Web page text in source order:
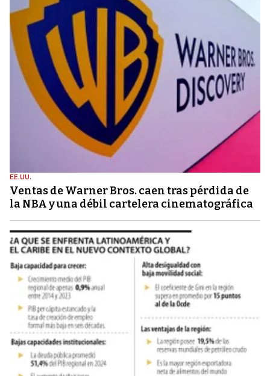
EE.UU.
Ventas de Warner Bros. caen tras pérdida de
la NBA y una débil cartelera cinematográfica